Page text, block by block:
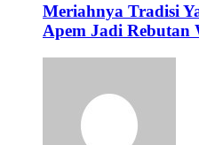
Meriahnya Tradisi
Apem Jadi Rebutan